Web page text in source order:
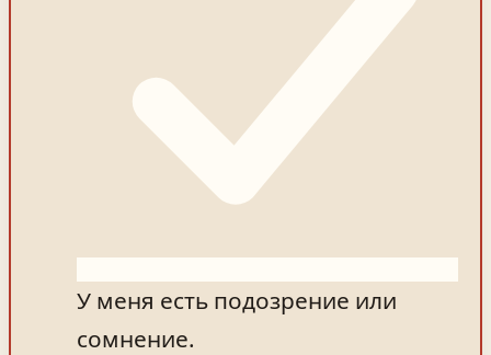
У меня есть подозрение или
сомнение.